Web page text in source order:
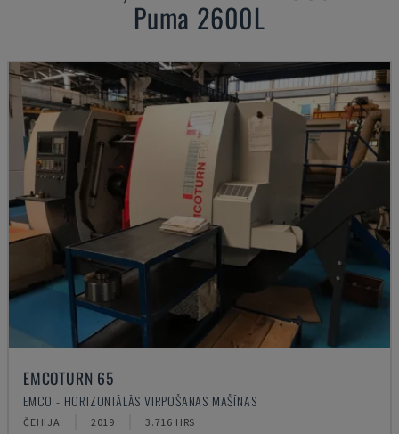
Puma 2600L
EMCOTURN 65
EMCO - HORIZONTĀLĀS VIRPOŠANAS MAŠĪNAS
ČEHIJA 2019 3.716 HRS